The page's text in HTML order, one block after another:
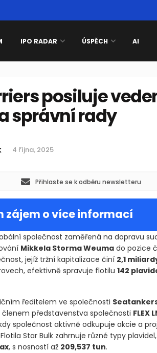
IPO RADAR ÚSPĚCH AI
posiluje
správní rady
4 října, 2025
Přihlaste se k odběru newsletteru
zájem o více informací
společnost zaměřená na dopravu
Mikkela Storma Weumado pozice
jejíž tržní kapitalizace činí 2,1
efektivně spravuje flotilu 142
ředitelem ve společnosti
představenstva společnosti FLEX
společnost aktivně odkupuje akcie a
Star Bulk zahrnuje různé typy
, s nosností až 209,537 tun.